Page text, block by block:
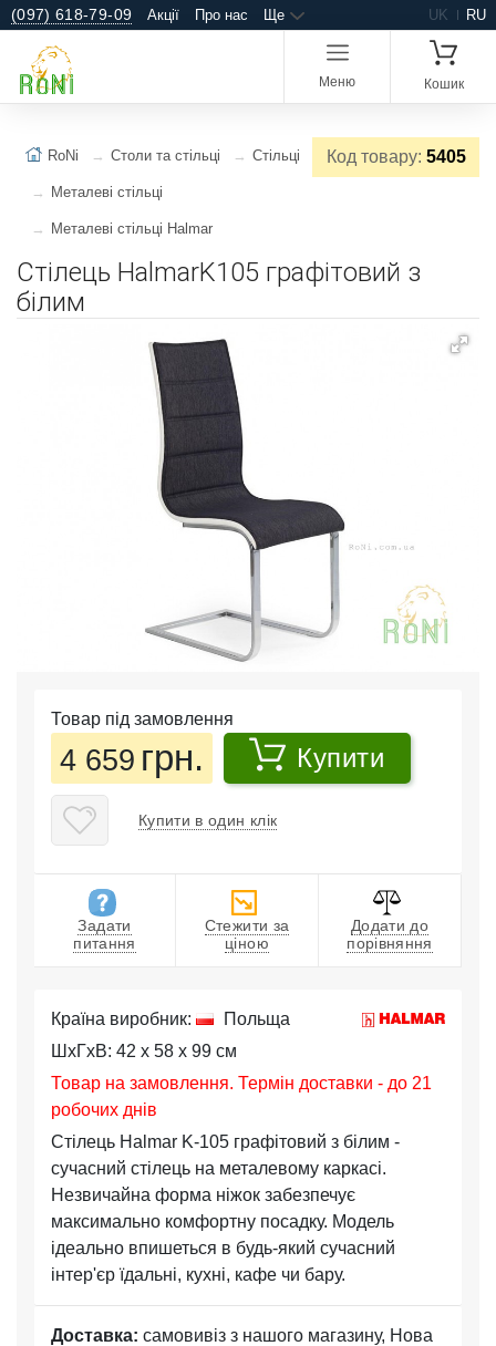
(097) 618-79-09 Акції Про нас Ще UK RU
Меню Кошик
Код товару: 5405
RoNi Столи та стільці Стільці
Металеві стільці
Металеві стільці Halmar
Стілець HalmarK105 графітовий з
білим
Товар під замовлення
4 659 грн. Купити
Купити в один клік
Задати
питання
Стежити за
ціною
Додати до
порівняння
Країна виробник:
Польща
ШхГхВ: 42 x 58 x 99 см
Товар на замовлення. Термін доставки - до 21
робочих днів
Стілець Halmar K-105 графітовий з білим -
сучасний стілець на металевому каркасі.
Незвичайна форма ніжок забезпечує
максимально комфортну посадку. Модель
ідеально впишеться в будь-який сучасний
інтер'єр їдальні, кухні, кафе чи бару.
Доставка: самовивіз з нашого магазину, Нова